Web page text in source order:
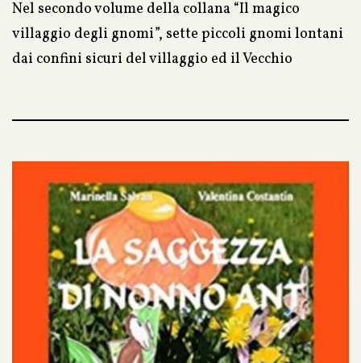
Nel secondo volume della collana “Il magico
villaggio degli gnomi”, sette piccoli gnomi lontani
dai confini sicuri del villaggio ed il Vecchio
in un intenso racconto, fitto di sentimenti. Una
storia che capovolge le convinzioni e destina ai
bambini un compito importante…